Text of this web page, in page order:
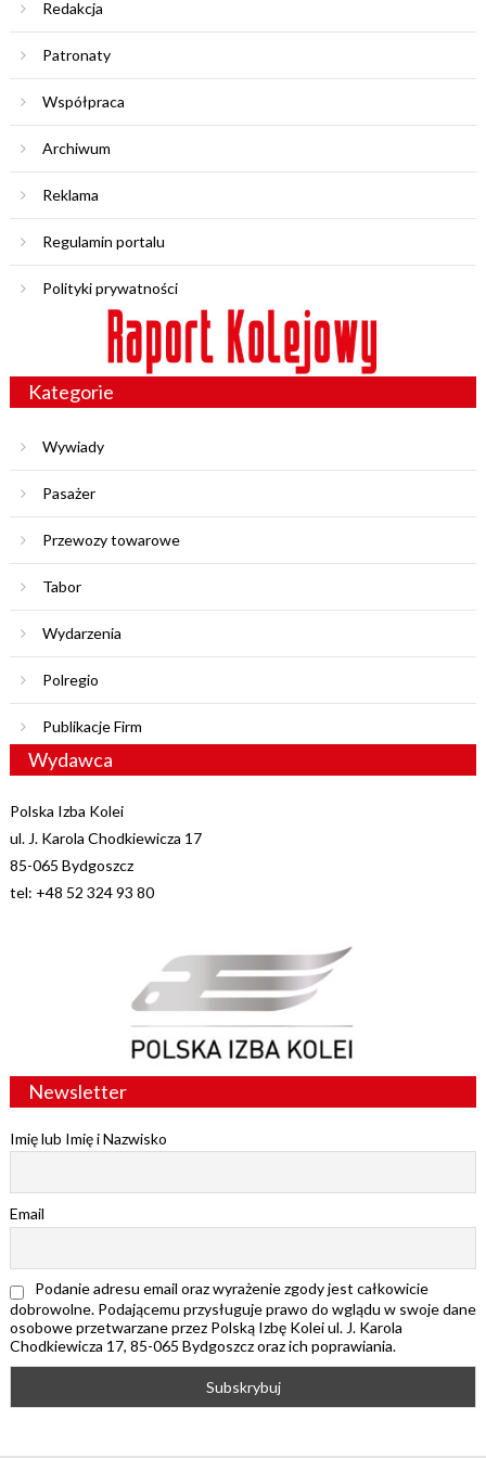
Redakcja
Patronaty
Współpraca
Archiwum
Reklama
Regulamin portalu
Polityki prywatności
Kategorie
Wywiady
Pasażer
Przewozy towarowe
Tabor
Wydarzenia
Polregio
Publikacje Firm
Wydawca
Polska Izba Kolei
ul. J. Karola Chodkiewicza 17
85-065 Bydgoszcz
tel: +48 52 324 93 80
Newsletter
Imię lub Imię i Nazwisko
Email
Podanie adresu email oraz wyrażenie zgody jest całkowicie
dobrowolne. Podającemu przysługuje prawo do wglądu w swoje dane
osobowe przetwarzane przez Polską Izbę Kolei ul. J. Karola
Chodkiewicza 17, 85-065 Bydgoszcz oraz ich poprawiania.